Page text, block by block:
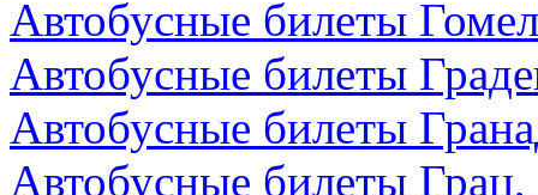
Автобусные билеты
Автобусные билеты
Автобусные билеты
Автобусные билеты